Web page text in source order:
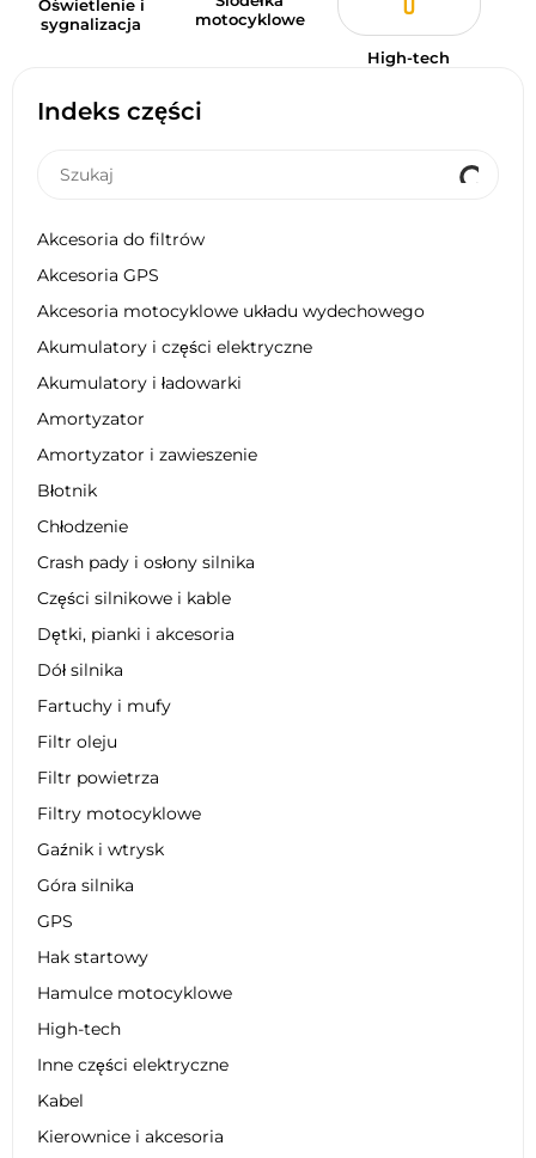
Indeks części
Akcesoria do filtrów
Akcesoria GPS
Akcesoria motocyklowe układu wydechowego
Akumulatory i części elektryczne
Akumulatory i ładowarki
Amortyzator
Amortyzator i zawieszenie
Błotnik
Chłodzenie
Crash pady i osłony silnika
Części silnikowe i kable
Dętki, pianki i akcesoria
Dół silnika
Fartuchy i mufy
Filtr oleju
Filtr powietrza
Filtry motocyklowe
Gaźnik i wtrysk
Góra silnika
GPS
Hak startowy
Hamulce motocyklowe
High-tech
Inne części elektryczne
Kabel
Kierownice i akcesoria
Oświetlenie i
sygnalizacja
motocyklowe
High-tech